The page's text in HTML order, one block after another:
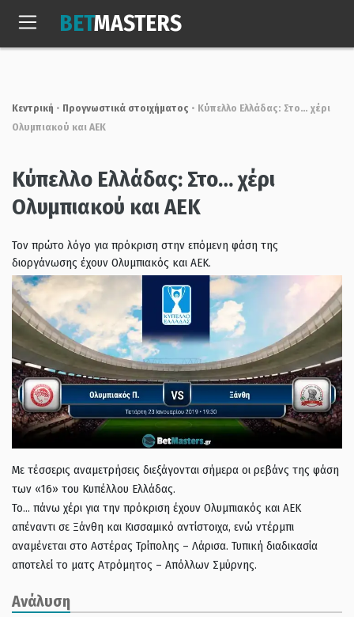
Σαβ, 8 Αυγ. 2026
BETMASTERS
Κεντρική • Προγνωστικά στοιχήματος • Κύπελλο Ελλάδας: Στο… χέρι
Ολυμπιακού και ΑΕΚ
Κύπελλο Ελλάδας: Στο… χέρι
Ολυμπιακού και ΑΕΚ
Τον πρώτο λόγο για πρόκριση στην επόμενη φάση της
διοργάνωσης έχουν Ολυμπιακός και ΑΕΚ.
Με τέσσερις αναμετρήσεις διεξάγονται σήμερα οι ρεβάνς της φάση
των «16» του Κυπέλλου Ελλάδας.
Το… πάνω χέρι για την πρόκριση έχουν Ολυμπιακός και ΑΕΚ
απέναντι σε Ξάνθη και Κισσαμικό αντίστοιχα, ενώ ντέρμπι
αναμένεται στο Αστέρας Τρίπολης – Λάρισα. Τυπική διαδικασία
αποτελεί το ματς Ατρόμητος – Απόλλων Σμύρνης.
Ανάλυση